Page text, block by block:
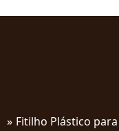
Fitilho Plástico